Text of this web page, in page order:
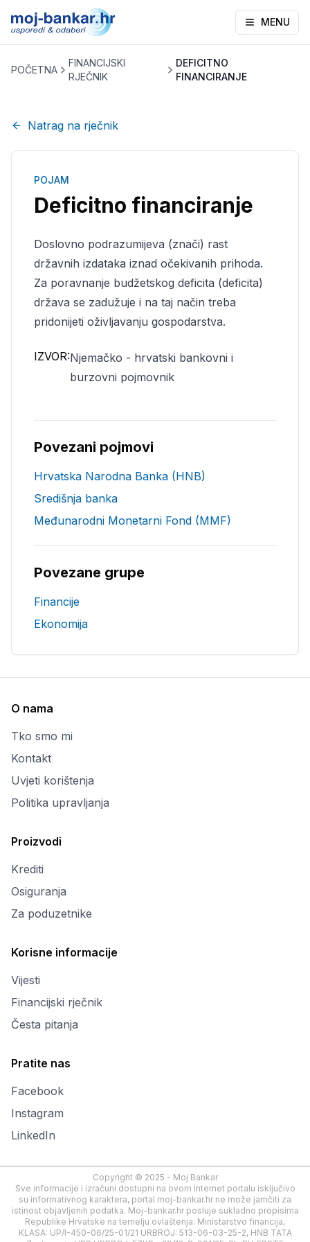
MENU
POČETNA
FINANCIJSKI
RJEČNIK
DEFICITNO
FINANCIRANJE
Natrag na rječnik
POJAM
Deficitno financiranje
Doslovno podrazumijeva (znači) rast
državnih izdataka iznad očekivanih prihoda.
Za poravnanje budžetskog deficita (deficita)
država se zadužuje i na taj način treba
pridonijeti oživljavanju gospodarstva.
IZVOR:Njemačko - hrvatski bankovni i
burzovni pojmovnik
Povezani pojmovi
Hrvatska Narodna Banka (HNB)
Središnja banka
Međunarodni Monetarni Fond (MMF)
Povezane grupe
Financije
Ekonomija
O nama
Tko smo mi
Kontakt
Uvjeti korištenja
Politika upravljanja
Proizvodi
Krediti
Osiguranja
Za poduzetnike
Korisne informacije
Vijesti
Financijski rječnik
Česta pitanja
Pratite nas
Facebook
Instagram
LinkedIn
Copyright © 2025 - Moj Bankar
Sve informacije i izračuni dostupni na ovom internet portalu isključivo
su informativnog karaktera, portal moj-bankar.hr ne može jamčiti za
istinost objavljenih podatka. Moj-bankar.hr posluje sukladno propisima
Republike Hrvatske na temelju ovlaštenja: Ministarstvo financija,
KLASA: UP/I-450-06/25-01/21 URBROJ: 513-06-03-25-2, HNB TATA